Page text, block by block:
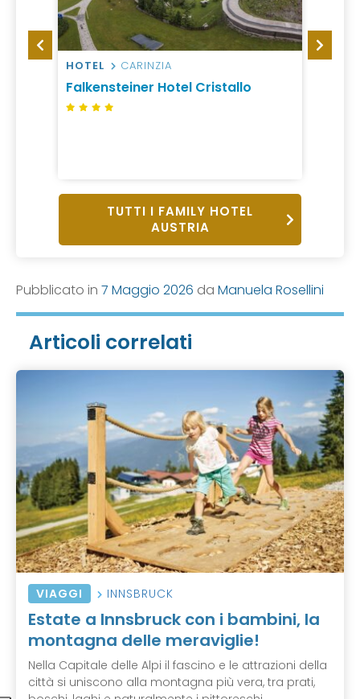
HOTEL CARINZIA
Falkensteiner Hotel Cristallo
TUTTI I FAMILY HOTEL
AUSTRIA
Pubblicato in 7 Maggio 2026 da Manuela Rosellini
Articoli correlati
VIAGGI INNSBRUCK
Estate a Innsbruck con i bambini, la
montagna delle meraviglie!
Nella Capitale delle Alpi il fascino e le attrazioni della
città si uniscono alla montagna più vera, tra prati,